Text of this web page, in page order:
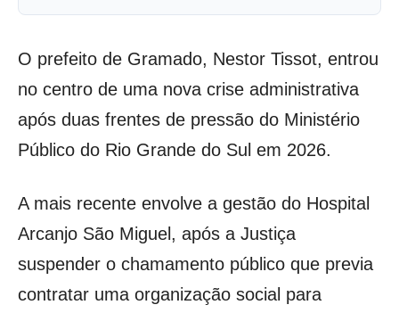
O prefeito de Gramado, Nestor Tissot, entrou
no centro de uma nova crise administrativa
após duas frentes de pressão do Ministério
Público do Rio Grande do Sul em 2026.
A mais recente envolve a gestão do Hospital
Arcanjo São Miguel, após a Justiça
suspender o chamamento público que previa
contratar uma organização social para